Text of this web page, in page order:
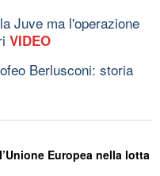
Juve ma l'operazione
VIDEO
Berlusconi: storia
Europea nella lotta